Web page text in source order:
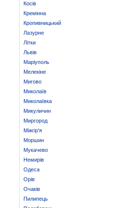
Косів
Кремінна
Кропивницький
Лазурне
Літки
Львів
Маріуполь
Мелекіне
Мигово
Миколаїв
Миколаївка
Микуличин
Миргород
Міжгір'я
Моршин
Мукачево
Немирів
Одеса
Орів
Очаків
Пилипець